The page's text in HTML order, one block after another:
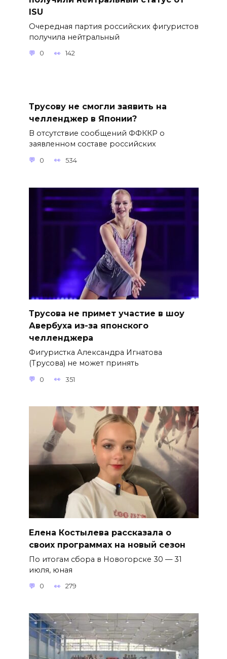
ISU
Очередная партия российских фигуристов
получила нейтральный
0 142
Трусову не смогли заявить на
челленджер в Японии?
В отсутствие сообщений ФФККР о
заявленном составе российских
0 534
Трусова не примет участие в шоу
Авербуха из-за японского
челленджера
Фигуристка Александра Игнатова
(Трусова) не может принять
0 351
Елена Костылева рассказала о
своих программах на новый сезон
По итогам сбора в Новогорске 30 — 31
июля, юная
0 279